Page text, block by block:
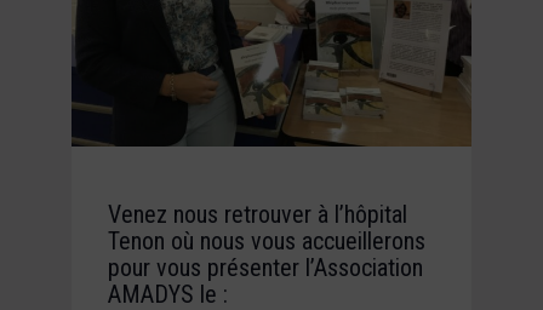
Venez nous retrouver à l’hôpital
Tenon où nous vous accueillerons
pour vous présenter l’Association
AMADYS le :